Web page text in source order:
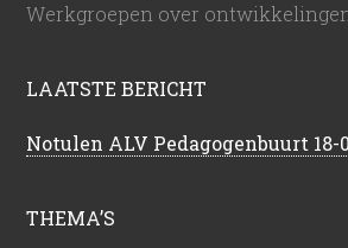
Werkgroepen over
LAATSTE BERICHT
Notulen ALV Pedagogenbuurt 18-
THEMA’S